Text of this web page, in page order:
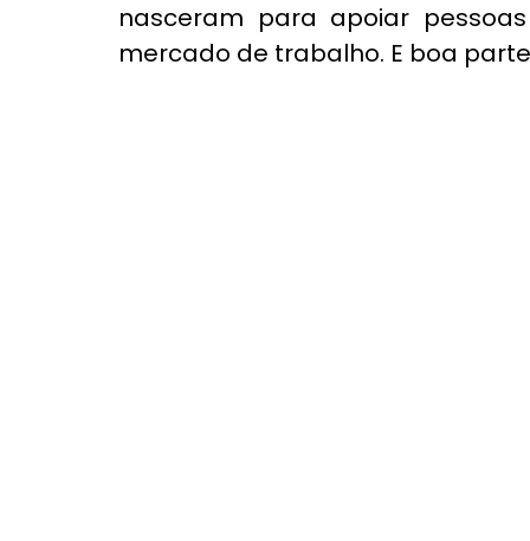
nasceram para apoiar
mercado de trabalho. E boa